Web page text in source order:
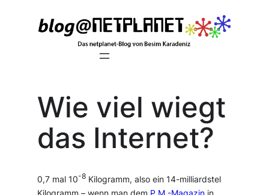
Wie viel wiegt
das Internet?
0,7 mal 10-8 Kilogramm, also ein 14-milliardstel
Kilogramm – wenn man dem P.M.-Magazin in